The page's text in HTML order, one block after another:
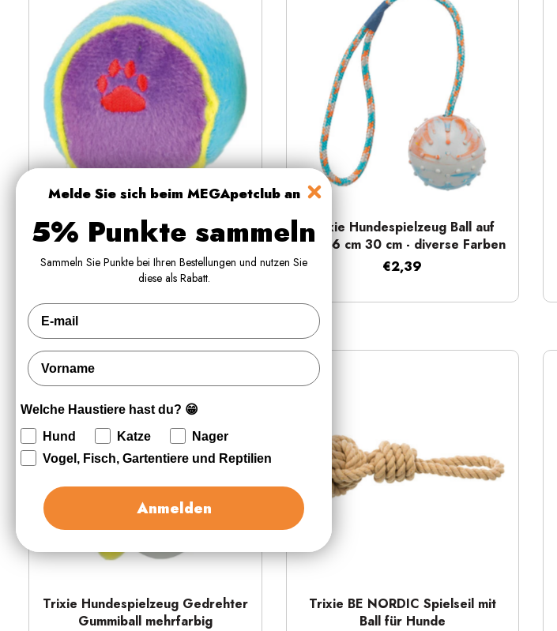
Trixie Hundespielzeug Plüsch
Tennisball Ø6cm - diverse Farben
€1,49
Trixie Hundespielzeug Ball auf
Seil ø6 cm 30 cm - diverse Farben
€2,39
Trixie Hundespielzeug Gedrehter
Gummiball mehrfarbig
Trixie BE NORDIC Spielseil mit
Ball für Hunde
Melde Sie sich beim MEGApetclub an
5% Punkte sammeln
Sammeln Sie Punkte bei Ihren Bestellungen und nutzen Sie
diese als Rabatt.
Fornavn
Welche Haustiere hast du? 😁
Hund
Katze
Nager
Vogel, Fisch, Gartentiere und Reptilien
Anmelden